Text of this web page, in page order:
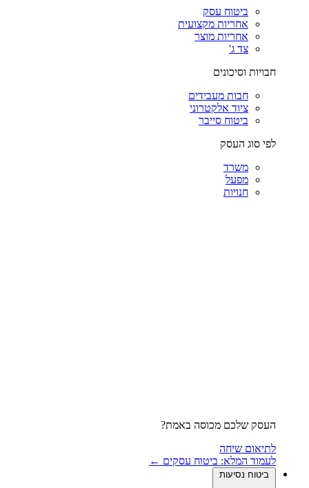
ביטוח עסק
אחריות מקצועית
אחריות מוצר
צד ג'
חבויות וסיכונים
חבות מעבידים
ציוד אלקטרוני
ביטוח סייבר
לפי סוג העסק
משרד
מפעל
חנויות
העסק שלכם מכוסה באמת?
לתיאום שיחה
לעמוד המלא: ביטוח עסקים ←
ביטוח נסיעות